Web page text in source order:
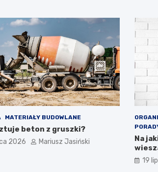
MATERIAŁY BUDOWLANE
beton z gruszki?
2026 Mariusz Jasiński
Na
19